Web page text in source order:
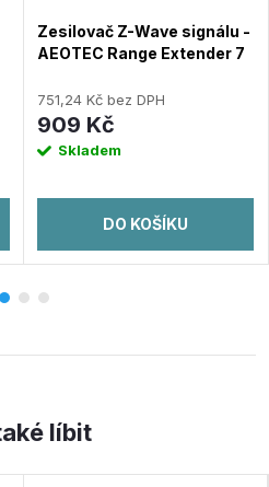
Zesilovač Z-Wave signálu -
AEOTEC Range Extender 7
751,24 Kč bez DPH
909 Kč
Skladem
DO KOŠÍKU